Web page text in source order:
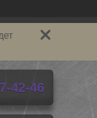
42-46